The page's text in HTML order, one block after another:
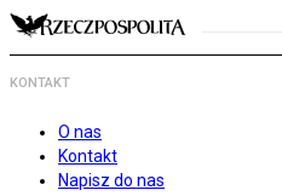
KONTAKT
O nas
Kontakt
Napisz do nas